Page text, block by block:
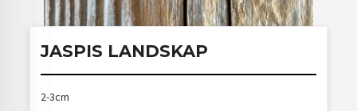
JASPIS LANDSKAP
2-3cm